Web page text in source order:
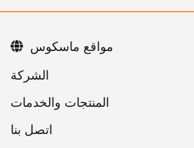
اتصل بنا
مواقع ماسكوس